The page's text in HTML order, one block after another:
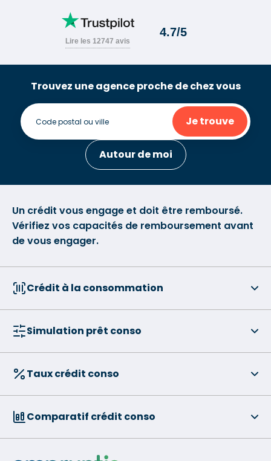
Trouvez une agence proche de chez vous
Je trouve
Autour de moi
Un crédit vous engage et doit être remboursé.
Vérifiez vos capacités de remboursement avant
de vous engager.
Crédit à la consommation
Simulation prêt conso
Taux crédit conso
Comparatif crédit conso